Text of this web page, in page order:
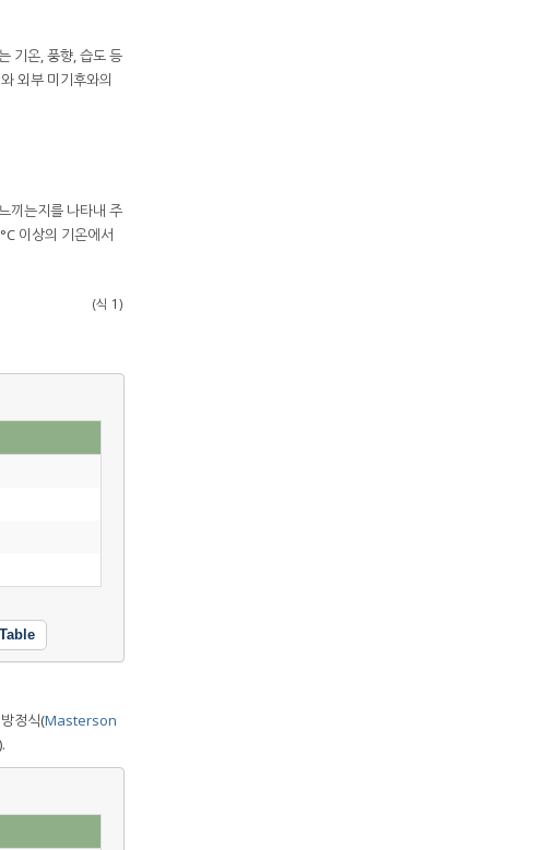
기온, 풍향, 습도 등
외부 미기후와의
끼는지를 나타내 주
이상의 기온에서
2.211732
(식 1)
정식(Masterson